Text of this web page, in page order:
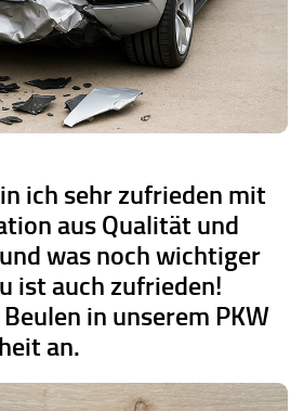
ich sehr zufrieden mit
aus Qualität und
was noch wichtiger
ist auch zufrieden!
in unserem PKW
an.